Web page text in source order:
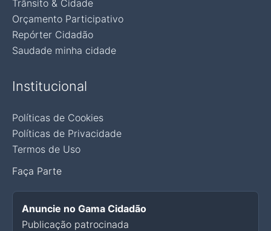
Trânsito & Cidade
Orçamento Participativo
Repórter Cidadão
Saudade minha cidade
Institucional
Políticas de Cookies
Políticas de Privacidade
Termos de Uso
Faça Parte
Anuncie no Gama Cidadão
Publicação patrocinada